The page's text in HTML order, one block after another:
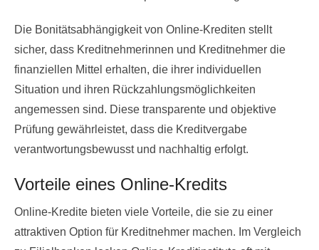
Die Bonitätsabhängigkeit von Online-Krediten stellt
sicher, dass Kreditnehmerinnen und Kreditnehmer die
finanziellen Mittel erhalten, die ihrer individuellen
Situation und ihren Rückzahlungsmöglichkeiten
angemessen sind. Diese transparente und objektive
Prüfung gewährleistet, dass die Kreditvergabe
verantwortungsbewusst und nachhaltig erfolgt.
Vorteile eines Online-Kredits
Online-Kredite bieten viele Vorteile, die sie zu einer
attraktiven Option für Kreditnehmer machen. Im Vergleich